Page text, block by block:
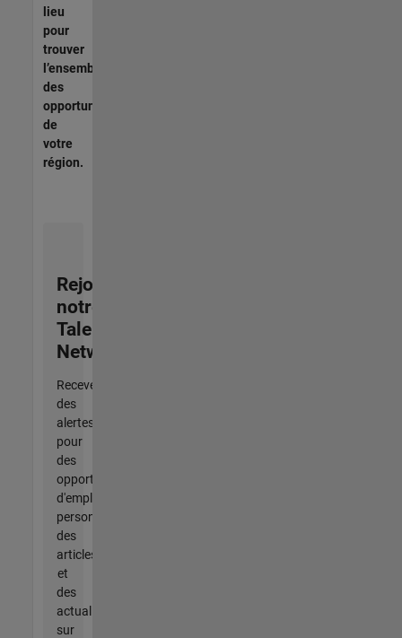
lieu
pour
trouver
l’ensemble
des
opportunités
de
votre
région.
Rejoignez
notre
Talent
Network
Recevez
des
alertes
pour
des
opportunités
d'emploi
personnalisées,
des
articles
et
des
actualités
sur